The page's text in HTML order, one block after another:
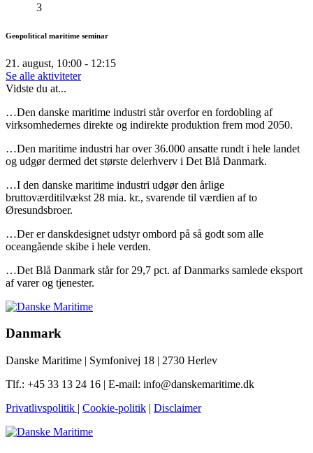
3
Geopolitical maritime seminar
21. august, 10:00 - 12:15
Se alle aktiviteter
Vidste du at...
…Den danske maritime industri står overfor en fordobling af
virksomhedernes direkte og indirekte produktion frem mod 2050.
…Den maritime industri har over 36.000 ansatte rundt i hele landet
og udgør dermed det største delerhverv i Det Blå Danmark.
…I den danske maritime industri udgør den årlige
bruttoværditilvækst 28 mia. kr., svarende til værdien af to
Øresundsbroer.
…Der er danskdesignet udstyr ombord på så godt som alle
oceangående skibe i hele verden.
…Det Blå Danmark står for 29,7 pct. af Danmarks samlede eksport
af varer og tjenester.
Danmark
Danske Maritime | Symfonivej 18 | 2730 Herlev
Tlf.: +45 33 13 24 16 | E-mail: info@danskemaritime.dk
Privatlivspolitik | Cookie-politik | Disclaimer